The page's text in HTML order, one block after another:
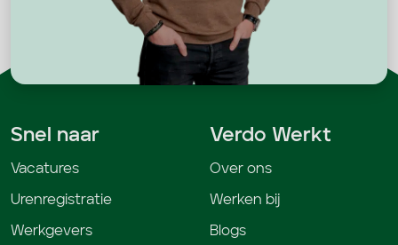
Snel naar
Vacatures
Urenregistratie
Werkgevers
Verdo Werkt
Over ons
Werken bij
Blogs